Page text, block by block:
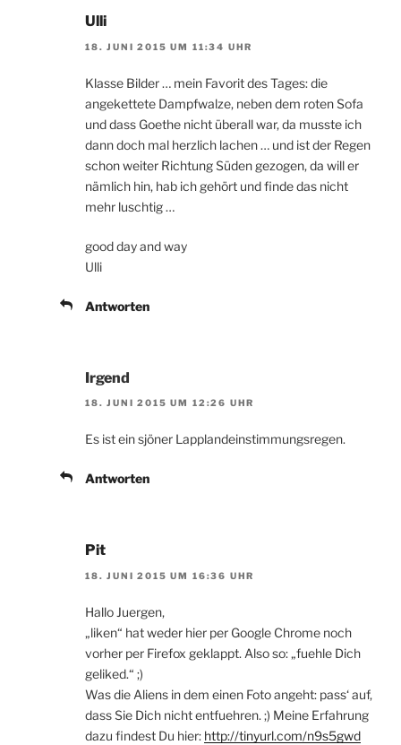
Ulli
18. JUNI 2015 UM 11:34 UHR
Klasse Bilder … mein Favorit des Tages: die
angekettete Dampfwalze, neben dem roten Sofa
und dass Goethe nicht überall war, da musste ich
dann doch mal herzlich lachen … und ist der Regen
schon weiter Richtung Süden gezogen, da will er
nämlich hin, hab ich gehört und finde das nicht
mehr luschtig …
good day and way
Ulli
Antworten
Irgend
18. JUNI 2015 UM 12:26 UHR
Es ist ein sjöner Lapplandeinstimmungsregen.
Antworten
Pit
18. JUNI 2015 UM 16:36 UHR
Hallo Juergen,
„liken“ hat weder hier per Google Chrome noch
vorher per Firefox geklappt. Also so: „fuehle Dich
geliked.“ ;)
Was die Aliens in dem einen Foto angeht: pass‘ auf,
dass Sie Dich nicht entfuehren. ;) Meine Erfahrung
dazu findest Du hier: http://tinyurl.com/n9s5gwd